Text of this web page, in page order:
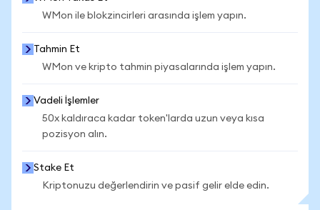
WMon ile blokzincirleri arasında işlem yapın.
Tahmin Et
WMon ve kripto tahmin piyasalarında işlem yapın.
Vadeli İşlemler
50x kaldıraca kadar token'larda uzun veya kısa
pozisyon alın.
Stake Et
Kriptonuzu değerlendirin ve pasif gelir elde edin.